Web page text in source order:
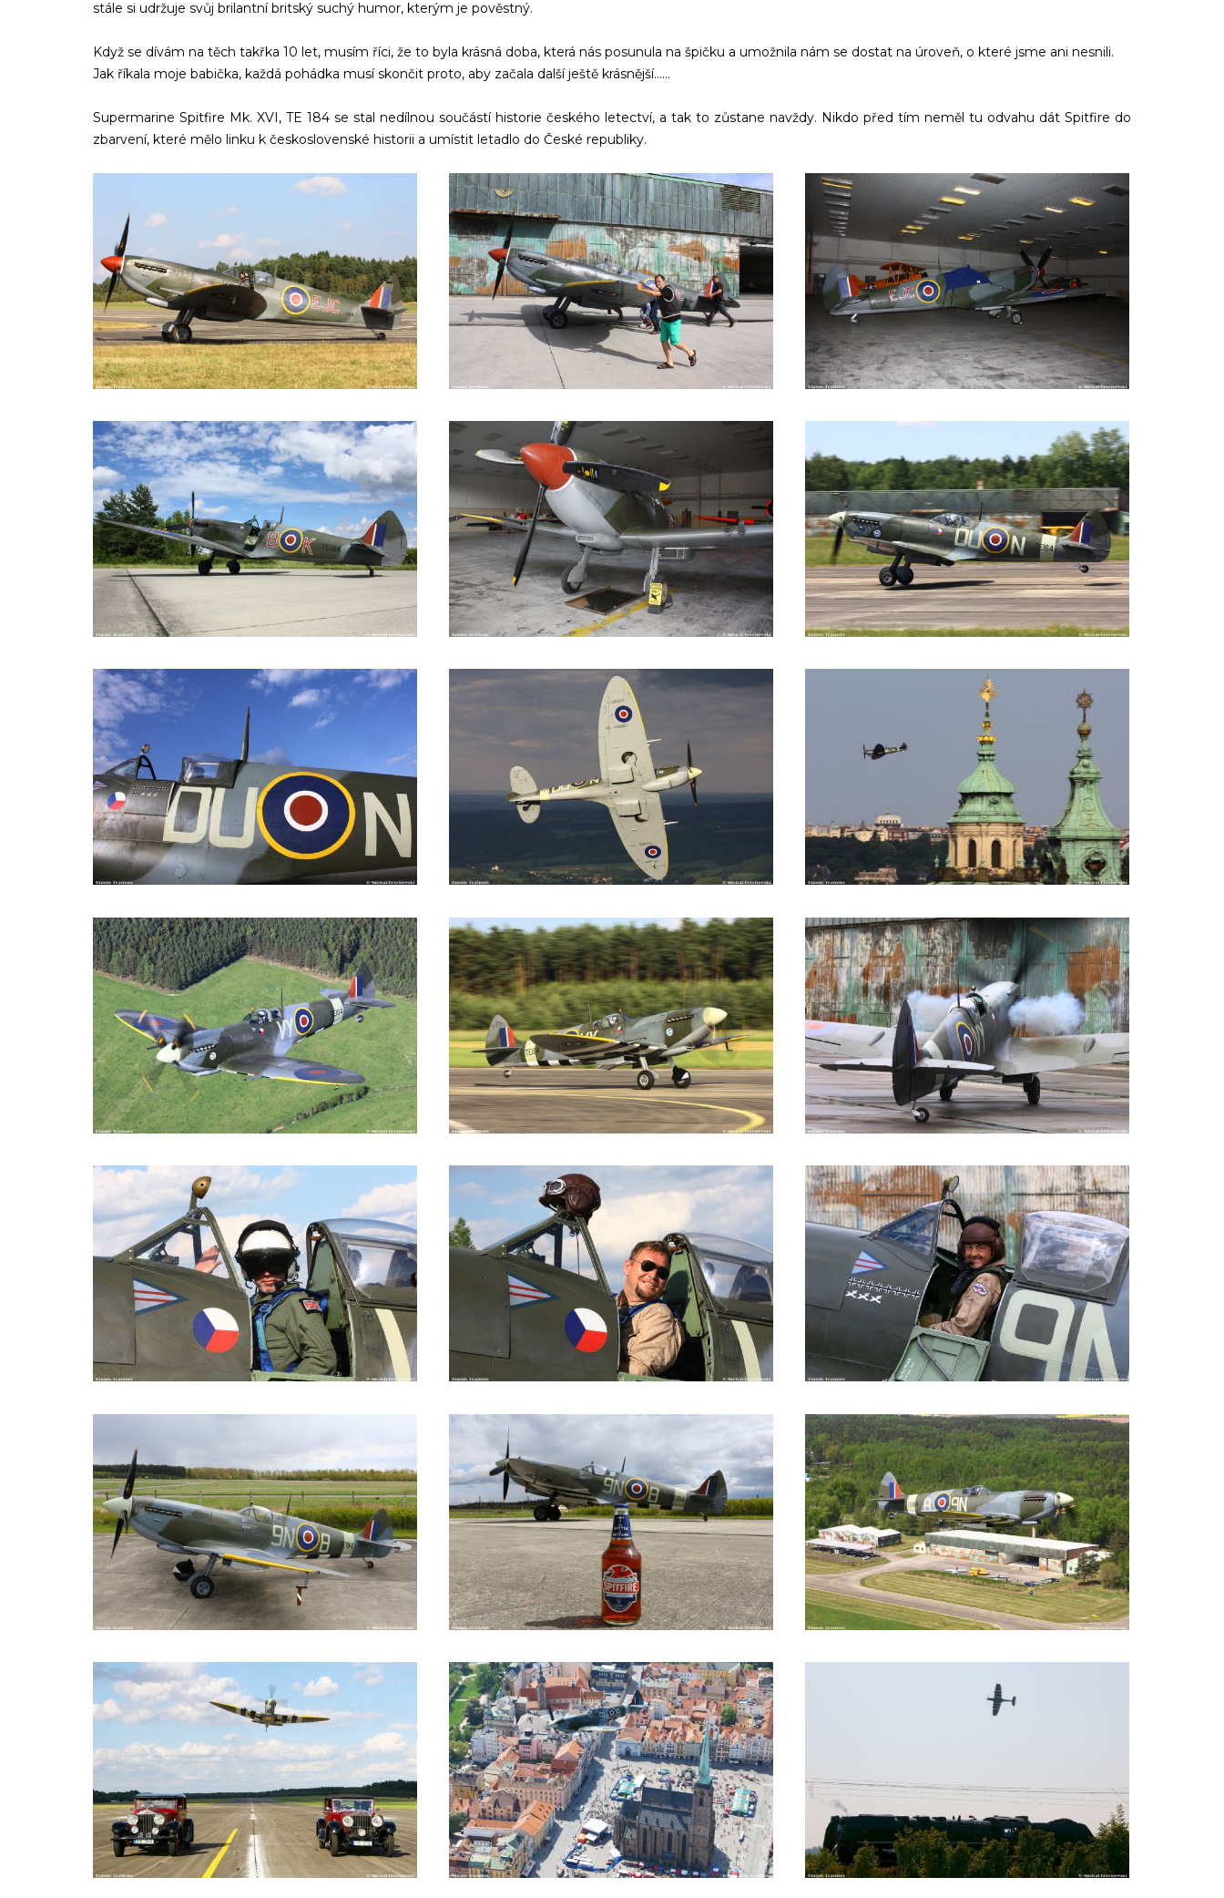
stále si udržuje svůj brilantní britský suchý humor, kterým je pověstný.
Když se dívám na těch takřka 10 let, musím říci, že to byla krásná doba, která nás posunula na špičku a umožnila nám se dostat na úroveň, o které jsme ani nesnili.
Jak říkala moje babička, každá pohádka musí skončit proto, aby začala další ještě krásnější……
Supermarine Spitfire Mk. XVI, TE 184 se stal nedílnou součástí historie českého letectví, a tak to zůstane navždy. Nikdo před tím neměl tu odvahu dát Spitfire do
zbarvení, které mělo linku k československé historii a umístit letadlo do České republiky.